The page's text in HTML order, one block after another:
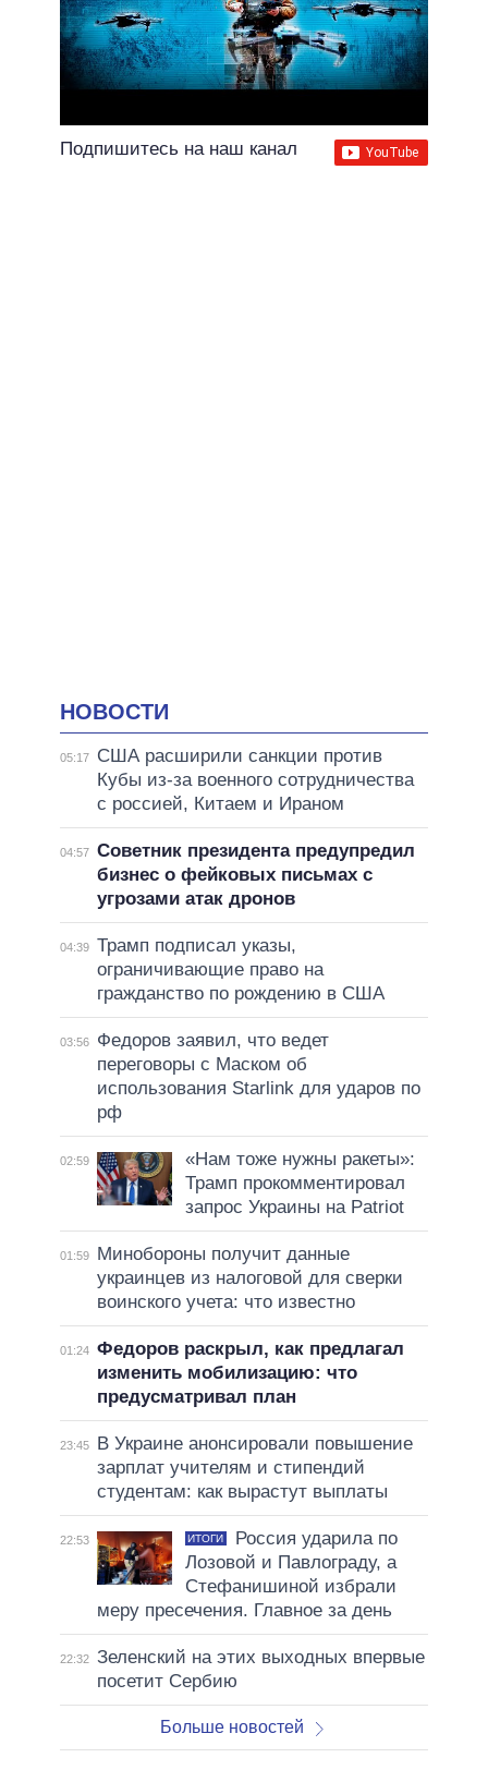
Подпишитесь на наш канал
НОВОСТИ
05:17
США расширили санкции против
Кубы из-за военного сотрудничества
с россией, Китаем и Ираном
04:57 Советник президента предупредил
бизнес о фейковых письмах с
угрозами атак дронов
04:39 Трамп подписал указы,
ограничивающие право на
гражданство по рождению в США
03:56
Федоров заявил, что ведет
переговоры с Маском об
использования Starlink для ударов по
рф
02:59
«Нам тоже нужны ракеты»:
Трамп прокомментировал
запрос Украины на Patriot
01:59
Минобороны получит данные
украинцев из налоговой для сверки
воинского учета: что известно
01:24 Федоров раскрыл, как предлагал
изменить мобилизацию: что
предусматривал план
23:45
В Украине анонсировали повышение
зарплат учителям и стипендий
студентам: как вырастут выплаты
22:53 ИТОГИ
Россия ударила по
Лозовой и Павлограду, а
Стефанишиной избрали
меру пресечения. Главное за день
22:32 Зеленский на этих выходных впервые
посетит Сербию
Больше новостей